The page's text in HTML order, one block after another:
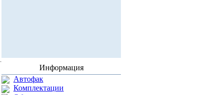
Информация
Автофак
Комплектации